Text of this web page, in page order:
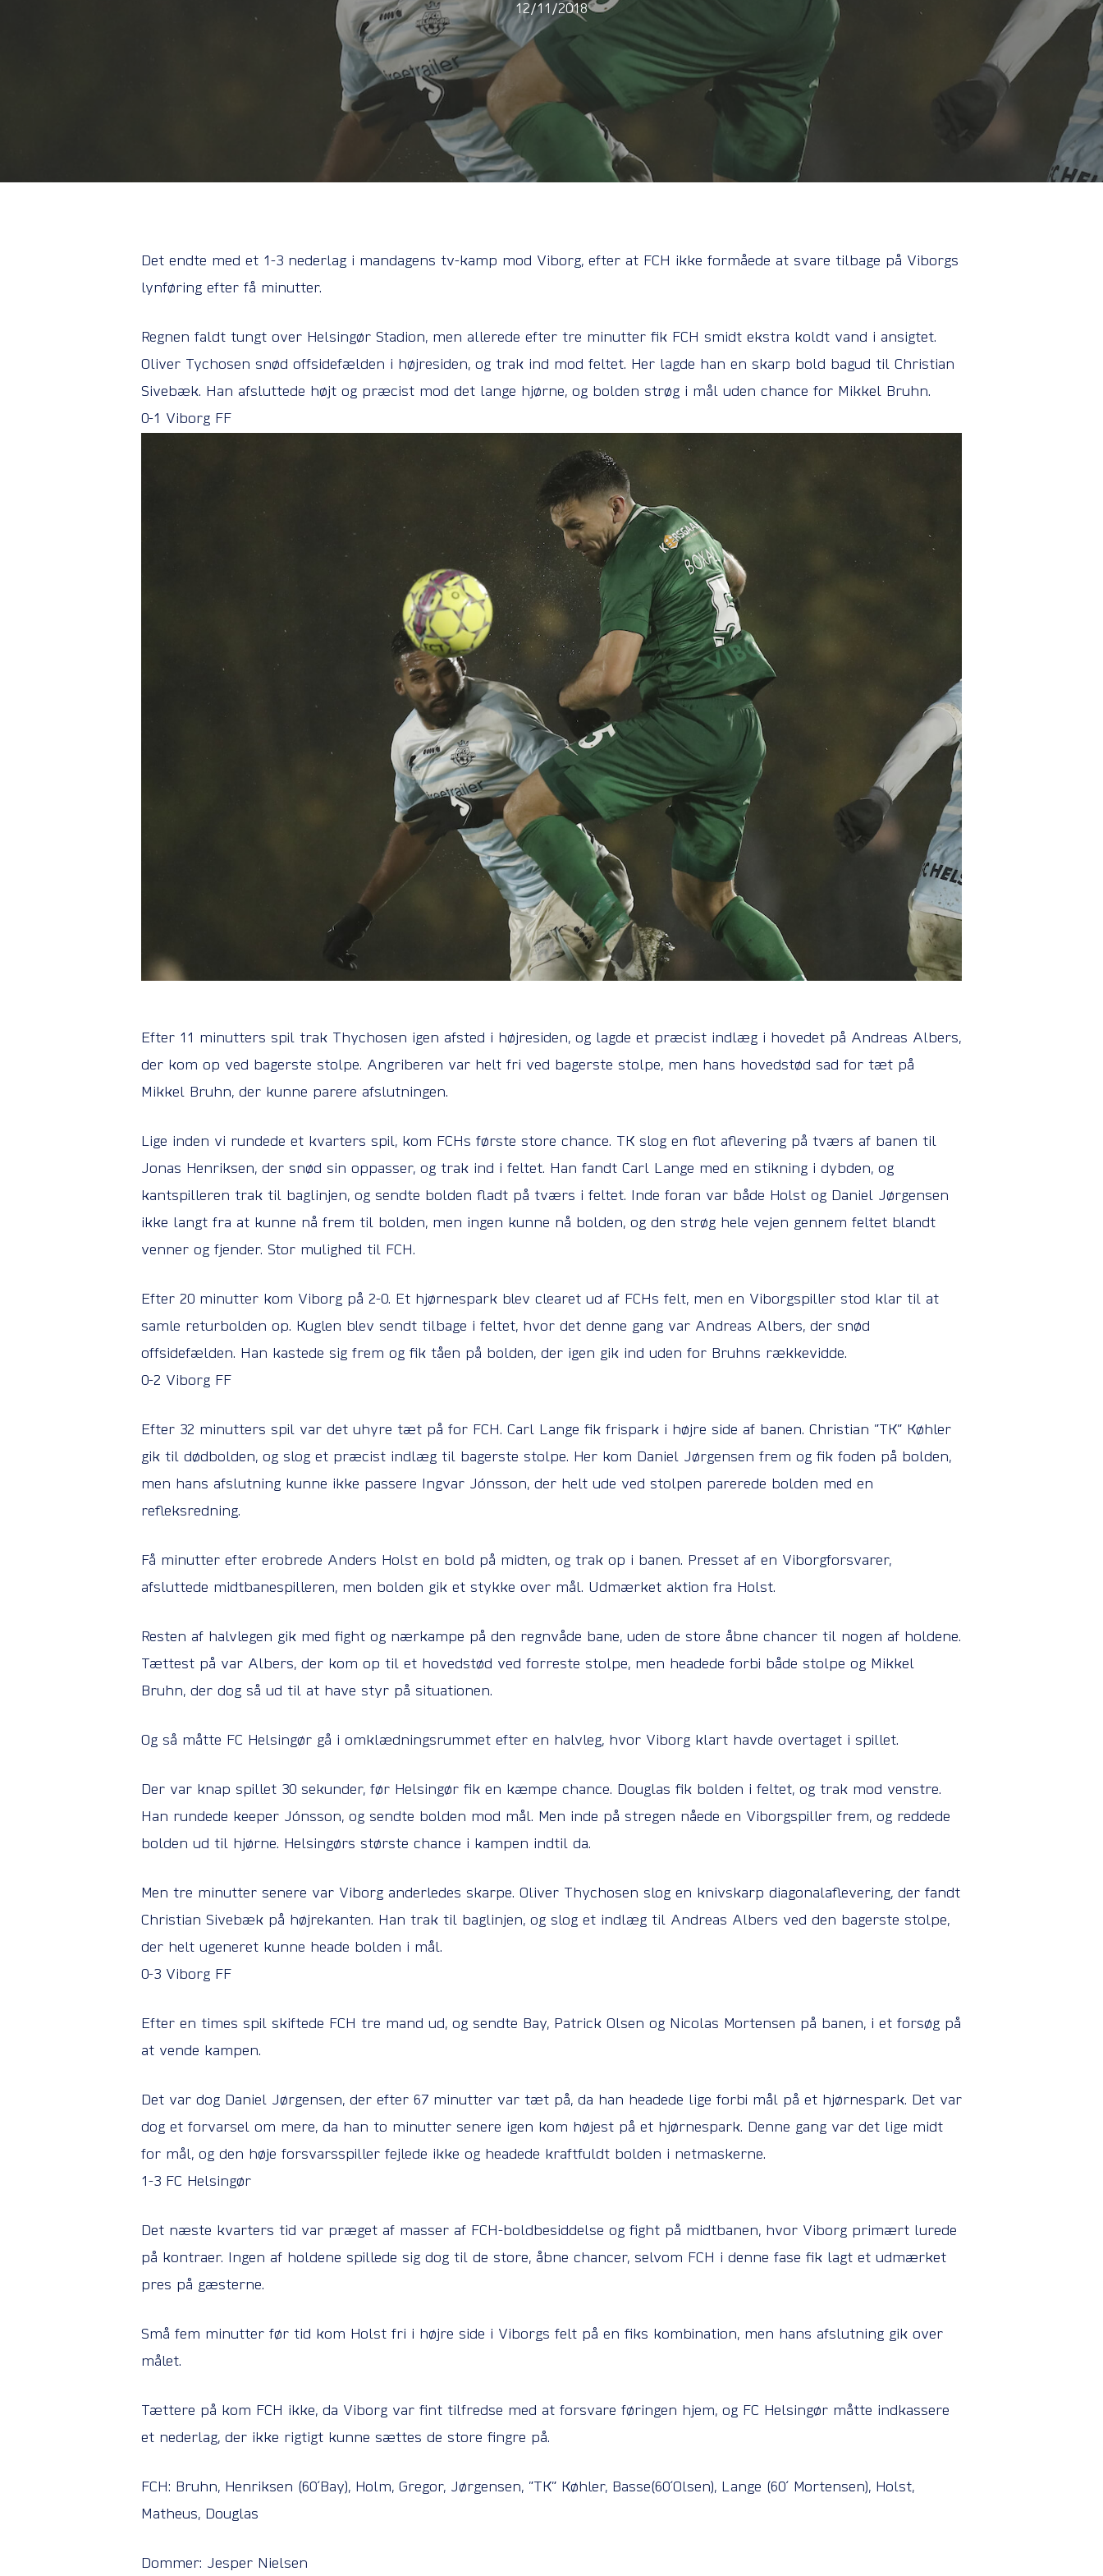
12/11/2018
Det endte med et 1-3 nederlag i mandagens tv-kamp mod Viborg, efter at FCH ikke formåede at svare tilbage på Viborgs
lynføring efter få minutter.
Regnen faldt tungt over Helsingør Stadion, men allerede efter tre minutter fik FCH smidt ekstra koldt vand i ansigtet.
Oliver Tychosen snød offsidefælden i højresiden, og trak ind mod feltet. Her lagde han en skarp bold bagud til Christian
Sivebæk. Han afsluttede højt og præcist mod det lange hjørne, og bolden strøg i mål uden chance for Mikkel Bruhn.
0-1 Viborg FF
Efter 11 minutters spil trak Thychosen igen afsted i højresiden, og lagde et præcist indlæg i hovedet på Andreas Albers,
der kom op ved bagerste stolpe. Angriberen var helt fri ved bagerste stolpe, men hans hovedstød sad for tæt på
Mikkel Bruhn, der kunne parere afslutningen.
Lige inden vi rundede et kvarters spil, kom FCHs første store chance. TK slog en flot aflevering på tværs af banen til
Jonas Henriksen, der snød sin oppasser, og trak ind i feltet. Han fandt Carl Lange med en stikning i dybden, og
kantspilleren trak til baglinjen, og sendte bolden fladt på tværs i feltet. Inde foran var både Holst og Daniel Jørgensen
ikke langt fra at kunne nå frem til bolden, men ingen kunne nå bolden, og den strøg hele vejen gennem feltet blandt
venner og fjender. Stor mulighed til FCH.
Efter 20 minutter kom Viborg på 2-0. Et hjørnespark blev clearet ud af FCHs felt, men en Viborgspiller stod klar til at
samle returbolden op. Kuglen blev sendt tilbage i feltet, hvor det denne gang var Andreas Albers, der snød
offsidefælden. Han kastede sig frem og fik tåen på bolden, der igen gik ind uden for Bruhns rækkevidde.
0-2 Viborg FF
Efter 32 minutters spil var det uhyre tæt på for FCH. Carl Lange fik frispark i højre side af banen. Christian ”TK” Køhler
gik til dødbolden, og slog et præcist indlæg til bagerste stolpe. Her kom Daniel Jørgensen frem og fik foden på bolden,
men hans afslutning kunne ikke passere Ingvar Jónsson, der helt ude ved stolpen parerede bolden med en
refleksredning.
Få minutter efter erobrede Anders Holst en bold på midten, og trak op i banen. Presset af en Viborgforsvarer,
afsluttede midtbanespilleren, men bolden gik et stykke over mål. Udmærket aktion fra Holst.
Resten af halvlegen gik med fight og nærkampe på den regnvåde bane, uden de store åbne chancer til nogen af holdene.
Tættest på var Albers, der kom op til et hovedstød ved forreste stolpe, men headede forbi både stolpe og Mikkel
Bruhn, der dog så ud til at have styr på situationen.
Og så måtte FC Helsingør gå i omklædningsrummet efter en halvleg, hvor Viborg klart havde overtaget i spillet.
Der var knap spillet 30 sekunder, før Helsingør fik en kæmpe chance. Douglas fik bolden i feltet, og trak mod venstre.
Han rundede keeper Jónsson, og sendte bolden mod mål. Men inde på stregen nåede en Viborgspiller frem, og reddede
bolden ud til hjørne. Helsingørs største chance i kampen indtil da.
Men tre minutter senere var Viborg anderledes skarpe. Oliver Thychosen slog en knivskarp diagonalaflevering, der fandt
Christian Sivebæk på højrekanten. Han trak til baglinjen, og slog et indlæg til Andreas Albers ved den bagerste stolpe,
der helt ugeneret kunne heade bolden i mål.
0-3 Viborg FF
Efter en times spil skiftede FCH tre mand ud, og sendte Bay, Patrick Olsen og Nicolas Mortensen på banen, i et forsøg på
at vende kampen.
Det var dog Daniel Jørgensen, der efter 67 minutter var tæt på, da han headede lige forbi mål på et hjørnespark. Det var
dog et forvarsel om mere, da han to minutter senere igen kom højest på et hjørnespark. Denne gang var det lige midt
for mål, og den høje forsvarsspiller fejlede ikke og headede kraftfuldt bolden i netmaskerne.
1-3 FC Helsingør
Det næste kvarters tid var præget af masser af FCH-boldbesiddelse og fight på midtbanen, hvor Viborg primært lurede
på kontraer. Ingen af holdene spillede sig dog til de store, åbne chancer, selvom FCH i denne fase fik lagt et udmærket
pres på gæsterne.
Små fem minutter før tid kom Holst fri i højre side i Viborgs felt på en fiks kombination, men hans afslutning gik over
målet.
Tættere på kom FCH ikke, da Viborg var fint tilfredse med at forsvare føringen hjem, og FC Helsingør måtte indkassere
et nederlag, der ikke rigtigt kunne sættes de store fingre på.
FCH: Bruhn, Henriksen (60´Bay), Holm, Gregor, Jørgensen, ”TK” Køhler, Basse(60´Olsen), Lange (60´ Mortensen), Holst,
Matheus, Douglas
Dommer: Jesper Nielsen